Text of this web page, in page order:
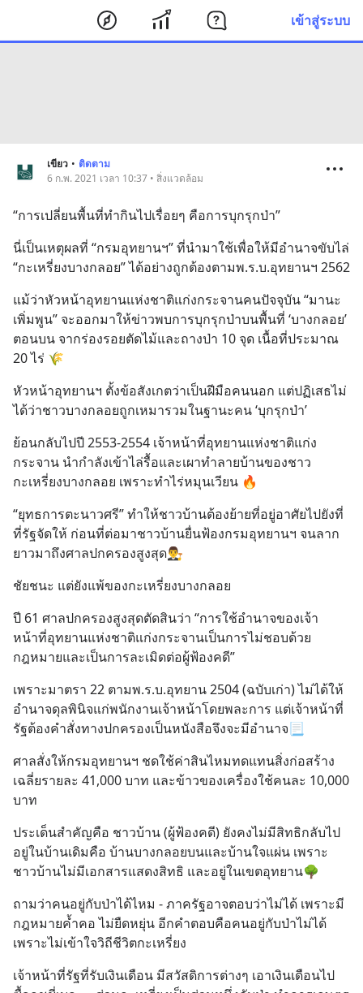
เข้าสู่ระบบ
เขียว • ติดตาม
6 ก.พ. 2021 เวลา 10:37 • สิ่งแวดล้อม
“การเปลี่ยนพื้นที่ทำกินไปเรื่อยๆ คือการบุกรุกป่า”
นี่เป็นเหตุผลที่ “กรมอุทยานฯ” ที่นำมาใช้เพื่อให้มีอำนาจขับไล่
“กะเหรี่ยงบางกลอย” ได้อย่างถูกต้องตามพ.ร.บ.อุทยานฯ 2562
แม้ว่าหัวหน้าอุทยานแห่งชาติแก่งกระจานคนปัจจุบัน “มานะ
เพิ่มพูน” จะออกมาให้ข่าวพบการบุกรุกป่าบนพื้นที่ ‘บางกลอย’
ตอนบน จากร่องรอยตัดไม้และถางป่า 10 จุด เนื้อที่ประมาณ
20 ไร่ 🌾
หัวหน้าอุทยานฯ ตั้งข้อสังเกตว่าเป็นฝีมือคนนอก แต่ปฏิเสธไม่
ได้ว่าชาวบางกลอยถูกเหมารวมในฐานะคน ‘บุกรุกป่า’
ย้อนกลับไปปี 2553-2554 เจ้าหน้าที่อุทยานแห่งชาติแก่ง
กระจาน นำกำลังเข้าไล่รื้อและเผาทำลายบ้านของชาว
กะเหรี่ยงบางกลอย เพราะทำไร่หมุนเวียน 🔥
“ยุทธการตะนาวศรี” ทำให้ชาวบ้านต้องย้ายที่อยู่อาศัยไปยังที่
ที่รัฐจัดให้ ก่อนที่ต่อมาชาวบ้านยื่นฟ้องกรมอุทยานฯ จนลาก
ยาวมาถึงศาลปกครองสูงสุด👨‍⚖️
ชัยชนะ แต่ยังแพ้ของกะเหรี่ยงบางกลอย
ปี 61 ศาลปกครองสูงสุดตัดสินว่า “การใช้อำนาจของเจ้า
หน้าที่อุทยานแห่งชาติแก่งกระจานเป็นการไม่ชอบด้วย
กฎหมายและเป็นการละเมิดต่อผู้ฟ้องคดี”
เพราะมาตรา 22 ตามพ.ร.บ.อุทยาน 2504 (ฉบับเก่า) ไม่ได้ให้
อำนาจดุลพินิจแก่พนักงานเจ้าหน้าโดยพละการ แต่เจ้าหน้าที่
รัฐต้องคำสั่งทางปกครองเป็นหนังสือจึงจะมีอำนาจ📃
ศาลสั่งให้กรมอุทยานฯ ชดใช้ค่าสินไหมทดแทนสิ่งก่อสร้าง
เฉลี่ยรายละ 41,000 บาท และข้าวของเครื่องใช้คนละ 10,000
บาท
ประเด็นสำคัญคือ ชาวบ้าน (ผู้ฟ้องคดี) ยังคงไม่มีสิทธิกลับไป
อยู่ในบ้านเดิมคือ บ้านบางกลอยบนและบ้านใจแผ่น เพราะ
ชาวบ้านไม่มีเอกสารแสดงสิทธิ และอยู่ในเขตอุทยาน🌳
ถามว่าคนอยู่กับป่าได้ไหม - ภาครัฐอาจตอบว่าไม่ได้ เพราะมี
กฎหมายค้ำคอ ไม่ยืดหยุ่น อีกคำตอบคือคนอยู่กับป่าไม่ได้
เพราะไม่เข้าใจวิถีชีวิตกะเหรี่ยง
เจ้าหน้าที่รัฐที่รับเงินเดือน มีสวัสดิการต่างๆ เอาเงินเดือนไป